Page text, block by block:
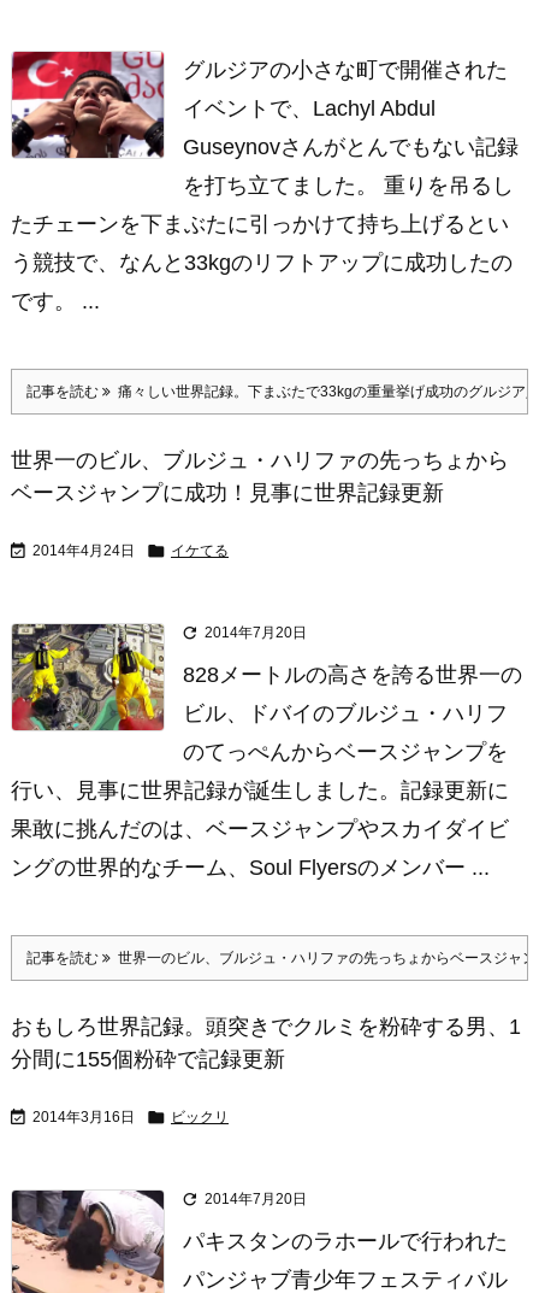
グルジアの小さな町で開催された
イベントで、Lachyl Abdul
Guseynovさんがとんでもない記録
を打ち立てました。 重りを吊るし
たチェーンを下まぶたに引っかけて持ち上げるとい
う競技で、なんと33kgのリフトアップに成功したの
です。 ...
記事を読む 痛々しい世界記録。下まぶたで33kgの重量挙げ成功のグルジア
世界一のビル、ブルジュ・ハリファの先っちょから
ベースジャンプに成功！見事に世界記録更新
 2014年4月24日  イケてる
 2014年7月20日
828メートルの高さを誇る世界一の
ビル、ドバイのブルジュ・ハリフ
のてっぺんからベースジャンプを
行い、見事に世界記録が誕生しました。記録更新に
果敢に挑んだのは、ベースジャンプやスカイダイビ
ングの世界的なチーム、Soul Flyersのメンバー ...
記事を読む 世界一のビル、ブルジュ・ハリファの先っちょからベースジャ
おもしろ世界記録。頭突きでクルミを粉砕する男、1
分間に155個粉砕で記録更新
 2014年3月16日  ビックリ
 2014年7月20日
パキスタンのラホールで行われた
パンジャブ青少年フェスティバル